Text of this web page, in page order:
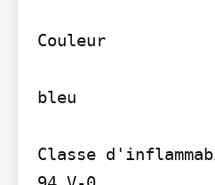
Couleur
bleu
Classe